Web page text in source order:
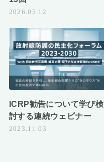
2026.05.12
ICRP勧告について学び検
討する連続ウェビナー
2023.11.03